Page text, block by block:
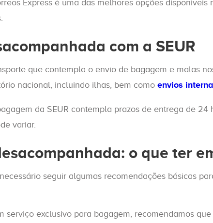
Express é uma das melhores opções
com a SEUR
que contempla o envio de bagagem e malas
nacional, incluindo ilhas, bem como envios
da SEUR contempla prazos de entrega de
variar.
o que ter
seguir algumas recomendações básicas
serviço exclusivo para bagagem, recomendamos